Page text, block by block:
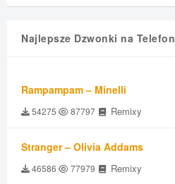
Najlepsze Dzwonki na Telefon
Rampampam – Minelli
54275 87797 Remixy
Stranger – Olivia Addams
46586 77979 Remixy